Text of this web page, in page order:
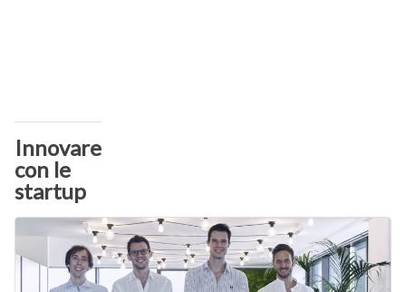
Innovare
con le
startup